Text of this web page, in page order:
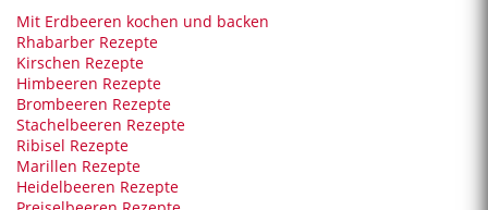
Mit Erdbeeren kochen und backen
Rhabarber Rezepte
Kirschen Rezepte
Himbeeren Rezepte
Brombeeren Rezepte
Stachelbeeren Rezepte
Ribisel Rezepte
Marillen Rezepte
Heidelbeeren Rezepte